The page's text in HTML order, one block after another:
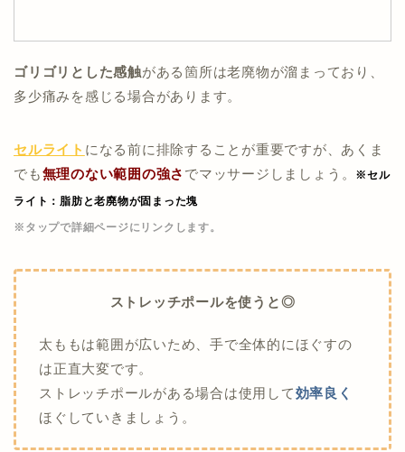
ゴリゴリとした感触がある箇所は老廃物が溜まっており、
多少痛みを感じる場合があります。
セルライト になる前に排除することが重要ですが、あくま
でも無理のない範囲の強さ でマッサージしましょう。 ※セル
ライト：脂肪と老廃物が固まった塊
※タップで詳細ページにリンクします。
ストレッチポールを使うと◎
太ももは範囲が広いため、手で全体的にほぐすの
は正直大変です。
ストレッチポールがある場合は使用して効率良く
ほぐしていきましょう。